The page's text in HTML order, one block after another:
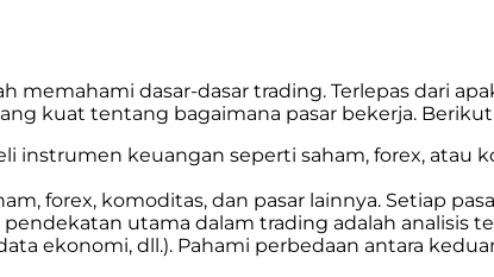
memahami dasar-dasar trading. Terlepas dari
kuat tentang bagaimana pasar bekerja.
instrumen keuangan seperti saham, forex,
forex, komoditas, dan pasar lainnya. Setiap
pendekatan utama dalam trading adalah analisis
ekonomi, dll.). Pahami perbedaan antara